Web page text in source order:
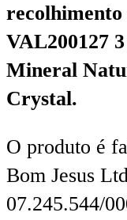
VAL200127
Mineral
Crystal.
O produto é
Bom Jesus
07.245.544/